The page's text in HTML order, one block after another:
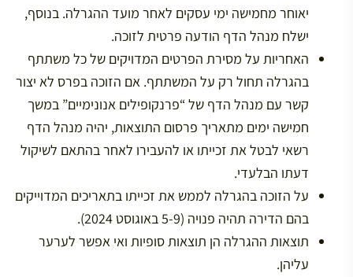
יאוחר מחמישה ימי עסקים לאחר מועד ההגרלה. בנוסף,
ישלח מנהל הדף הודעה פרטית לזוכה.
האחריות על מסירת הפרטים המדויקים של כל משתתף
בהגרלה תחול רק על המשתתף. אם הזוכה בפרס לא יצור
קשר עם מנהל הדף של “פרנקופילים אנונימיים” במשך
חמישה ימים מתאריך פרסום התוצאות, יהיה מנהל הדף
רשאי לבטל את זכייתו או להעבירו לאחר בהתאם לשיקול
דעתו הבלעדי.
על הזוכה בהגרלה לממש את זכייתו בתאריכים המדוייקים
בהם הדירה תהיה פנויה (5-9 באוגוסט 2024).
תוצאות ההגרלה הן תוצאות סופיות ואי אפשר לערער
עליהן.